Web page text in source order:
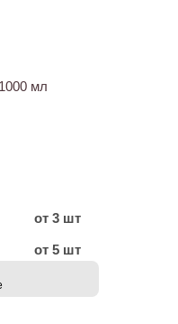
мл
от 3 шт
от 5 шт